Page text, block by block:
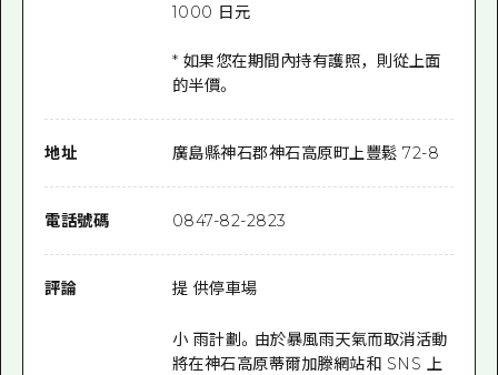
1000 日元
* 如果您在期間內持有護照，則從上面
的半價。
地址 廣島縣神石郡神石高原町上豐鬆 72-8
電話號碼 0847-82-2823
評論 提 供停車場
小 雨計劃。由於暴風雨天氣而取消活動
將在神石高原蒂爾加滕網站和 SNS 上